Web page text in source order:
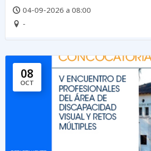
04-09-2026 a 08:00
-
08
OCT